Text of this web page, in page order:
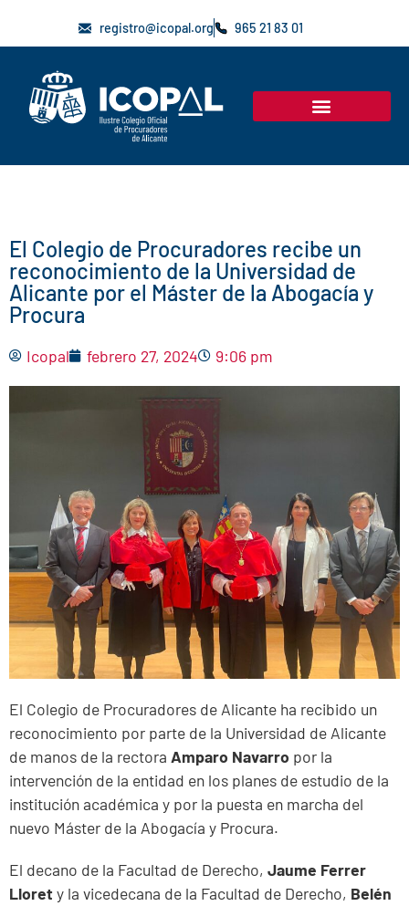
registro@icopal.org 965 21 83 01
El Colegio de Procuradores recibe un
reconocimiento de la Universidad de
Alicante por el Máster de la Abogacía y
Procura
Icopal febrero 27, 2024 9:06 pm
El Colegio de Procuradores de Alicante ha recibido un
reconocimiento por parte de la Universidad de Alicante
de manos de la rectora Amparo Navarro por la
intervención de la entidad en los planes de estudio de la
institución académica y por la puesta en marcha del
nuevo Máster de la Abogacía y Procura.
El decano de la Facultad de Derecho, Jaume Ferrer
Lloret y la vicedecana de la Facultad de Derecho, Belén